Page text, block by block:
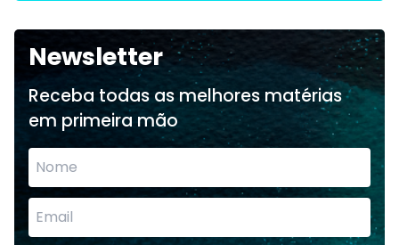
Newsletter
Receba todas as melhores matérias
em primeira mão